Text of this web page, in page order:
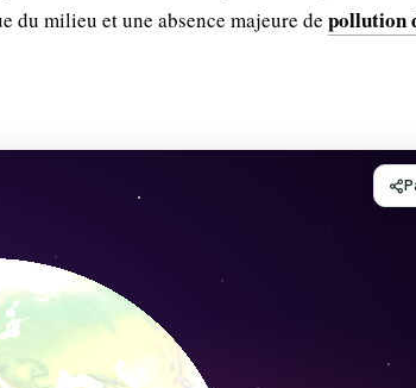
du milieu et une absence majeure de pollution